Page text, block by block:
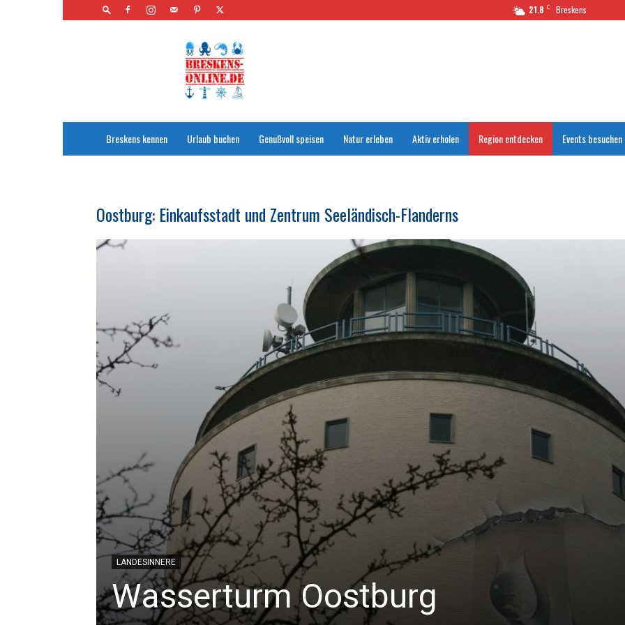
21.8 C Breskens
Touristinformationen
Breskens kennen Urlaub buchen Genußvoll speisen Natur erleben Aktiv erholen Region entdecken Events besuchen
Oostburg: Einkaufsstadt und Zentrum Seeländisch-Flanderns
LANDESINNERE
Wasserturm Oostburg